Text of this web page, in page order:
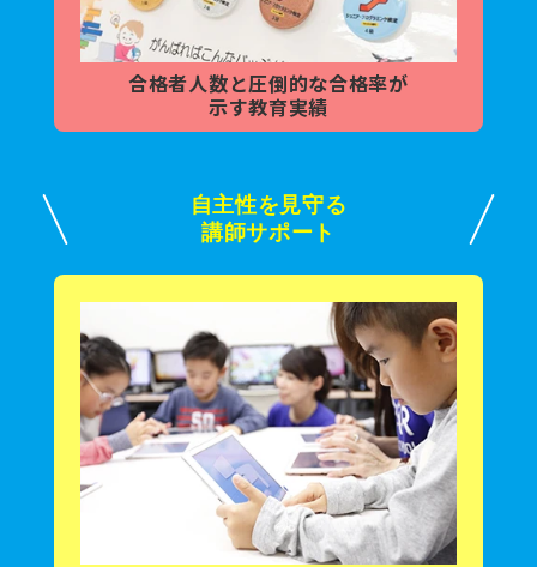
合格者人数と圧倒的な合格率が
示す教育実績
自主性を見守る
講師サポート